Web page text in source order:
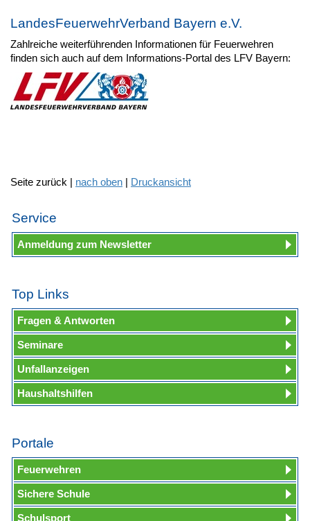
LandesFeuerwehrVerband Bayern e.V.
Zahlreiche weiterführenden Informationen für Feuerwehren
finden sich auch auf dem Informations-Portal des LFV Bayern:
Seite zurück | nach oben | Druckansicht
Service
Anmeldung zum Newsletter
Top Links
Fragen & Antworten
Seminare
Unfallanzeigen
Haushaltshilfen
Portale
Feuerwehren
Sichere Schule
Schulsport